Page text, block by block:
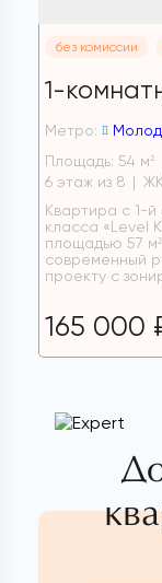
без комиссии
1-
Метро:
Площадь: 54 м 2
6 этаж из 8
Квартира с 1-й
класса «Level
площадью 57
современный
проекту с
165 000